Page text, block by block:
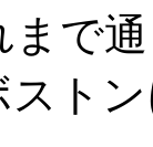
で
ト